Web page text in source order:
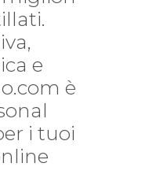
e
è
i tuoi